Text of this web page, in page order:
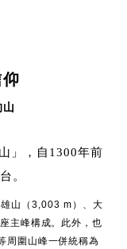
」，自1300年前
。
山（3,003 m）、大
主峰構成。此外，也
周圍山峰一併統稱為